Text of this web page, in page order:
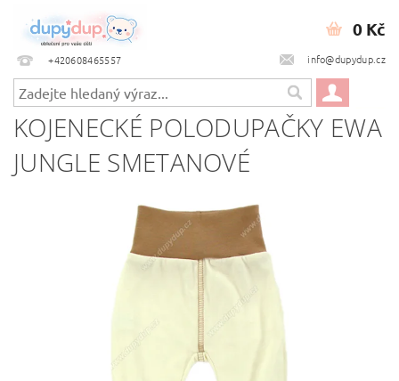
+420608465557 info@dupydup.cz
0 Kč
KOJENECKÉ POLODUPAČKY EWA
JUNGLE SMETANOVÉ